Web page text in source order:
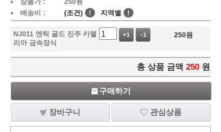
배송비 :
(조건) ! 지역별 !
NJ011 엔틱 골드 진주 카멜
리아 금속장식
+1 -1 250원
총 상품 금액 250 원
구매하기
장바구니 관심상품